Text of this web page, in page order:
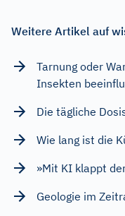
Weitere Artikel auf
Tarnung oder
Insekten
Die tägliche
Wie lang ist die
»Mit KI klappt
Geologie im